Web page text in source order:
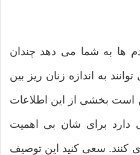
ها به شما می دهد چندان
به اندازه زنان ریز بین
است بخشی از این اطلاعات
دارد برای شان بی اهمیت
کنند. سعی کنید این توصیف